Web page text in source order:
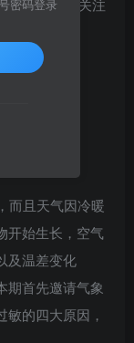
试用装，为关注
。
而且天气因冷暖
开始生长，空气
及温差变化
首先邀请气象
的四大原因，
密码登录